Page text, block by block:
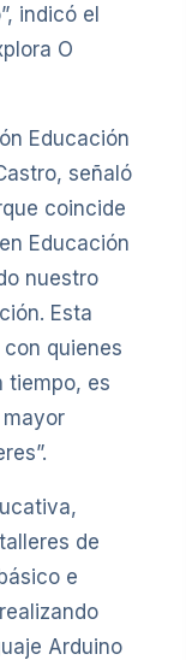
indicó el
O
Educación
señaló
coincide
Educación
nuestro
Esta
quienes
tiempo, es
de
e
Arduino